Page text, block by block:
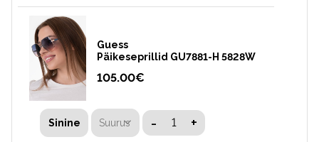
Guess
Päikeseprillid GU7881-H 5828W
105.00€
Sinine Suurus - +